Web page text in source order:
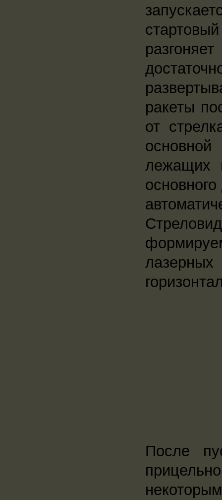
ракеты
от
лежащих
После